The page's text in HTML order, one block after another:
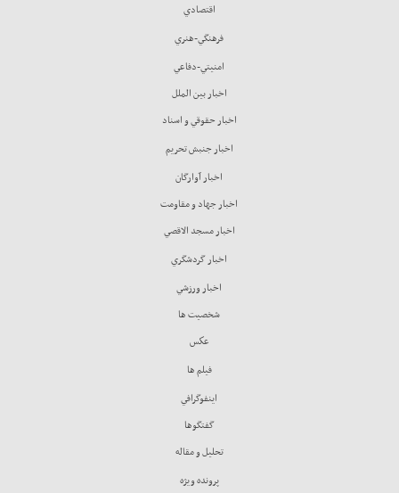
اقتصادي
فرهنگي-هنري
امنيتي-دفاعي
اخبار بين الملل
اخبار حقوقي و اسناد
اخبار جنبش تحريم
اخبار آوارگان
اخبار جهاد و مقاومت
اخبار مسجد الاقصي
اخبار گردشگري
اخبار ورزشي
شخصيت ها
عكس
فيلم ها
اينفوگرافي
گفتگوها
تحليل و مقاله
پرونده ويژه